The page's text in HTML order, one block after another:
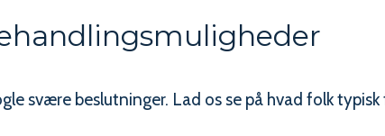
svære beslutninger. Lad os se på hvad folk